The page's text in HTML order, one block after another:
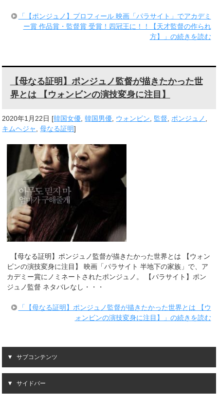
「【ポンジュノ】プロフィール 映画「パラサイト」でアカデミ
ー賞 作品賞・監督賞 受賞！四冠王に！！【天才監督の作られ
方】」の続きを読む
【母なる証明】ポンジュノ監督が描きたかった世
界とは 【ウォンビンの演技変身に注目】
2020年1月22日 [韓国女優 ,韓国男優 ウォンビン 監督 ポンジュノ
キムヘジャ
,母なる証明]
【母なる証明】ポンジュノ監督が描きたかった世界とは 【ウォン
ビンの演技変身に注目】 映画「パラサイト 半地下の家族」で、ア
カデミー賞にノミネートされたポンジュノ。 【パラサイト】ポン
ジュノ監督 ネタバレなし・・・
「【母なる証明】ポンジュノ監督が描きたかった世界とは 【ウ
ォンビンの演技変身に注目】」の続きを読む
サブコンテンツ
サイドバー